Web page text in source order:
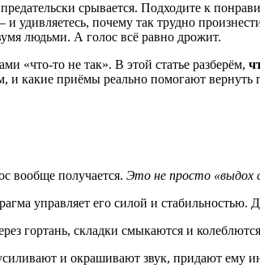
срывается. Подходите к
удивляетесь, почему так трудно
людьми. А голос всё равно дрожит.
«что-то не так». В этой статье разберём,
и какие приёмы реально помогают
вообще получается. Это не просто «выдох
управляет его силой и
гортань, складки смыкаются и
и окрашивают звук, придают ему